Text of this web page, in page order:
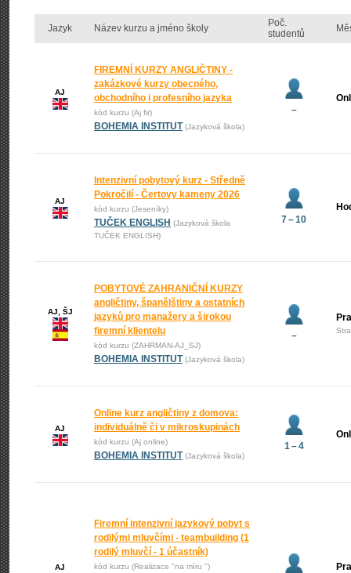
Jazyk Název kurzu a jméno školy
Poč.
studentů
AJ
FIREMNÍ KURZY ANGLIČTINY -
zakázkové kurzy obecného,
obchodního i profesního jazyka
kód kurzu (Aj fir)
BOHEMIA INSTITUT (Jazyková škola)
–
AJ
Intenzivní pobytový kurz - Středně
Pokročilí - Čertovy kameny 2026
kód kurzu (Jeseníky)
TUČEK ENGLISH (Jazyková škola
TUČEK ENGLISH)
7 – 10
AJ, ŠJ
POBYTOVÉ ZAHRANIČNÍ KURZY
angličtiny, španělštiny a ostatních
jazyků pro manažery a širokou
firemní klientelu
kód kurzu (ZAHRMAN-AJ_SJ)
BOHEMIA INSTITUT (Jazyková škola)
–
AJ
Online kurz angličtiny z domova:
individuálně či v mikroskupinách
kód kurzu (Aj online)
BOHEMIA INSTITUT (Jazyková škola)
1 – 4
AJ
Firemní intenzivní jazykový pobyt s
rodilými mluvčími - teambuilding (1
rodilý mluvčí - 1 účastník)
kód kurzu (Realizace "na míru ")